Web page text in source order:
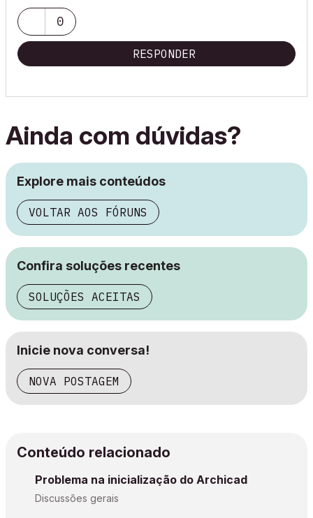
0
RESPONDER
Ainda com dúvidas?
Explore mais conteúdos
VOLTAR AOS FÓRUNS
Confira soluções recentes
SOLUÇÕES ACEITAS
Inicie nova conversa!
NOVA POSTAGEM
Conteúdo relacionado
Problema na inicialização do Archicad
Discussões gerais